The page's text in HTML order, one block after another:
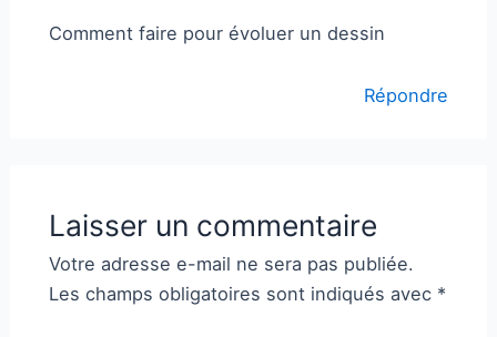
Comment faire pour évoluer un dessin
Répondre
Laisser un commentaire
Votre adresse e-mail ne sera pas publiée.
Les champs obligatoires sont indiqués avec *